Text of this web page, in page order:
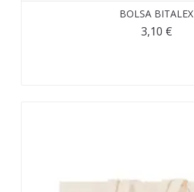
BOLSA BITALEX
3,10 €